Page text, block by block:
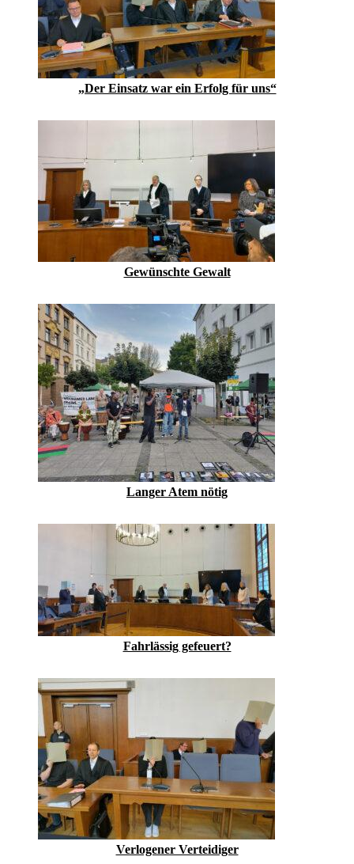
„Der Einsatz war ein Erfolg für uns“
Gewünschte Gewalt
Langer Atem nötig
Fahrlässig gefeuert?
Verlogener Verteidiger